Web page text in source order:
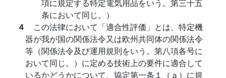
項に規定する特定電気用品をいう。第三十五
条において同じ。）
４ この法律において「適合性評価」とは、特定機
器が我が国の関係法令又は欧州共同体の関係法令
等（関係法令及び運用規則をいう。第八項各号に
おいて同じ。）に定める技術上の要件に適合して
いるかどうかについて、協定第一条１（ａ）に規